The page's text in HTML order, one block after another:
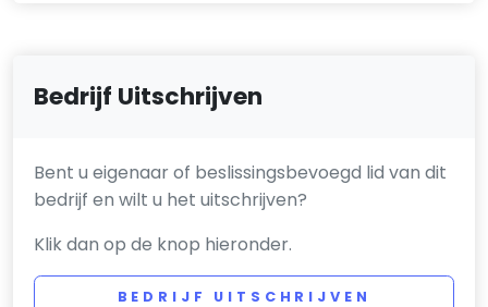
Bedrijf Uitschrijven
Bent u eigenaar of beslissingsbevoegd lid van dit
bedrijf en wilt u het uitschrijven?
Klik dan op de knop hieronder.
BEDRIJF UITSCHRIJVEN